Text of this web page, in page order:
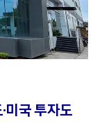
미국 투자도